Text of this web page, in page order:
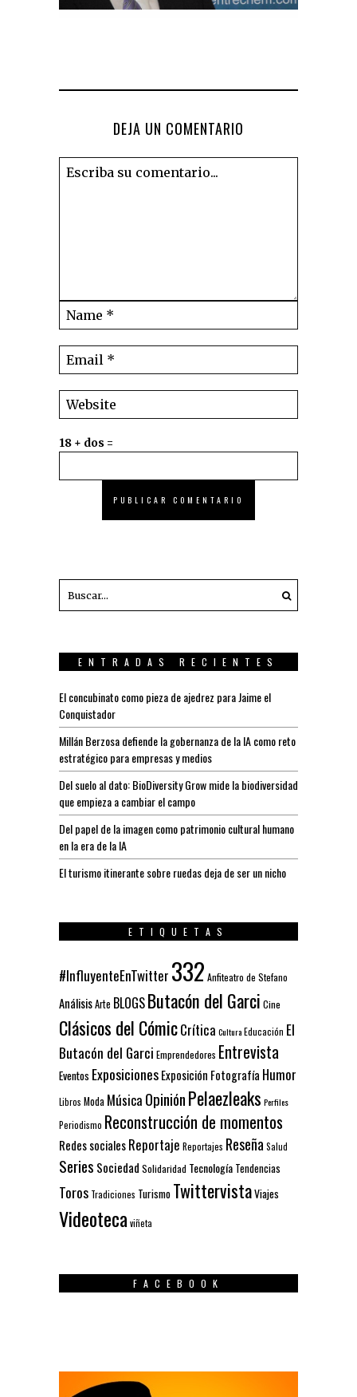
DEJA UN COMENTARIO
18 + dos =
ENTRADAS RECIENTES
El concubinato como pieza de ajedrez para Jaime el
Conquistador
Millán Berzosa defiende la gobernanza de la IA como reto
estratégico para empresas y medios
Del suelo al dato: BioDiversity Grow mide la biodiversidad
que empieza a cambiar el campo
Del papel de la imagen como patrimonio cultural humano
en la era de la IA
El turismo itinerante sobre ruedas deja de ser un nicho
ETIQUETAS
#InfluyenteEnTwitter 332 Anfiteatro de Stefano
AnálisisArte BLOGSButacón del Garci Cine
Clásicos del CómicCrítica CulturaEducación El
Butacón del Garci Emprendedores Entrevista
Eventos ExposicionesExposición Fotografía Humor
Libros Moda Música OpiniónPelaezleaks Perfiles
Periodismo Reconstrucción de momentos
Redes socialesReportaje Reportajes ReseñaSalud
Series Sociedad Solidaridad Tecnología Tendencias
Toros Tradiciones Turismo TwittervistaViajes
Videotecaviñeta
FACEBOOK